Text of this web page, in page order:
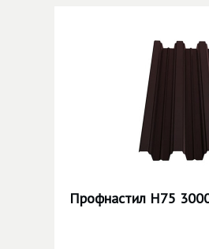
Профнастил Н75